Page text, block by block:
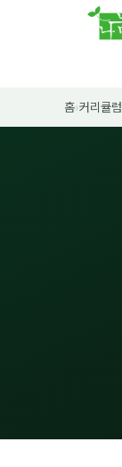
홈›커리큘럼